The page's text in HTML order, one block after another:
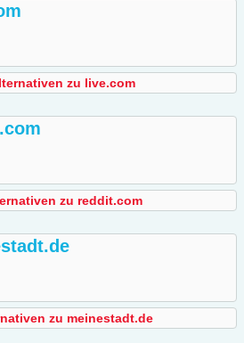
zu live.com
zu reddit.com
zu meinestadt.de